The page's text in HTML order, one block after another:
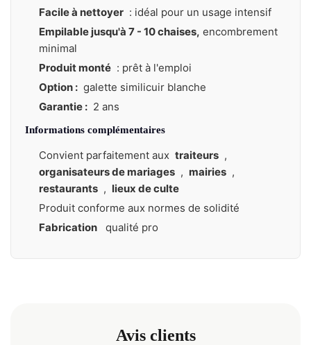
Facile à nettoyer : idéal pour un usage intensif
Empilable jusqu'à 7 - 10 chaises, encombrement
minimal
Produit monté : prêt à l'emploi
Option : galette similicuir blanche
Garantie : 2 ans
Informations complémentaires
Convient parfaitement aux traiteurs ,
organisateurs de mariages , mairies ,
restaurants , lieux de culte
Produit conforme aux normes de solidité
Fabrication qualité pro
Avis clients